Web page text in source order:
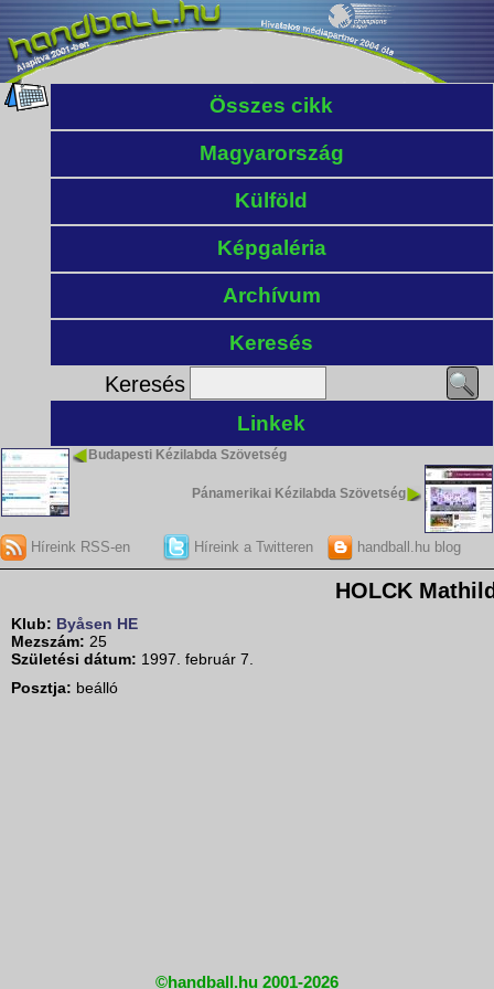
Összes cikk
Magyarország
Külföld
Képgaléria
Archívum
Keresés
Keresés
Linkek
Budapesti Kézilabda Szövetség
Pánamerikai Kézilabda Szövetség
Híreink RSS-en Híreink a Twitteren handball.hu blog
HOLCK
Klub: Byåsen HE
Mezszám: 25
Születési dátum: 1997. február 7.
Posztja: beálló
©handball.hu 2001-2026